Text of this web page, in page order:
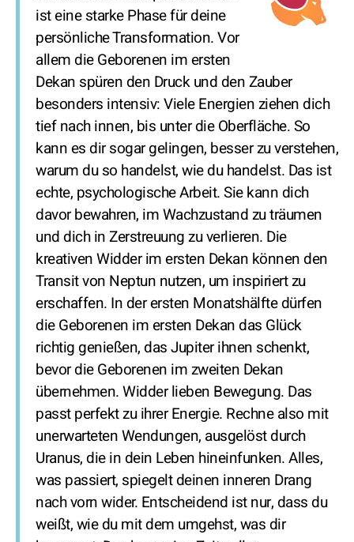
ist eine starke Phase für deine
persönliche Transformation. Vor
allem die Geborenen im ersten
Dekan spüren den Druck und den Zauber
besonders intensiv: Viele Energien ziehen dich
tief nach innen, bis unter die Oberfläche. So
kann es dir sogar gelingen, besser zu verstehen,
warum du so handelst, wie du handelst. Das ist
echte, psychologische Arbeit. Sie kann dich
davor bewahren, im Wachzustand zu träumen
und dich in Zerstreuung zu verlieren. Die
kreativen Widder im ersten Dekan können den
Transit von Neptun nutzen, um inspiriert zu
erschaffen. In der ersten Monatshälfte dürfen
die Geborenen im ersten Dekan das Glück
richtig genießen, das Jupiter ihnen schenkt,
bevor die Geborenen im zweiten Dekan
übernehmen. Widder lieben Bewegung. Das
passt perfekt zu ihrer Energie. Rechne also mit
unerwarteten Wendungen, ausgelöst durch
Uranus, die in dein Leben hineinfunken. Alles,
was passiert, spiegelt deinen inneren Drang
nach vorn wider. Entscheidend ist nur, dass du
weißt, wie du mit dem umgehst, was dir